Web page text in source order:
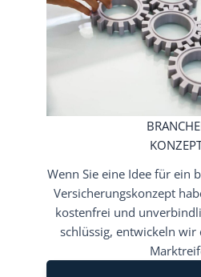
Wenn Sie eine Idee für ein
Versicherungskonzept
kostenfrei und
schlüssig, entwickeln wir